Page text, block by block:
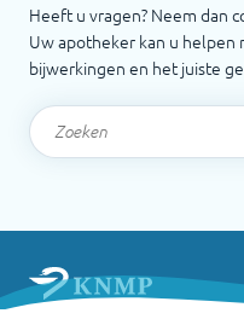
Heeft u vragen? Neem dan
Uw apotheker kan u helpen
bijwerkingen en het juiste